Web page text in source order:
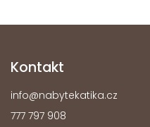
Kontakt
info@nabytekatika.cz
777 797 908